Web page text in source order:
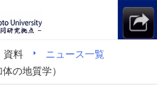
資料
ニュース一覧
の地質学）